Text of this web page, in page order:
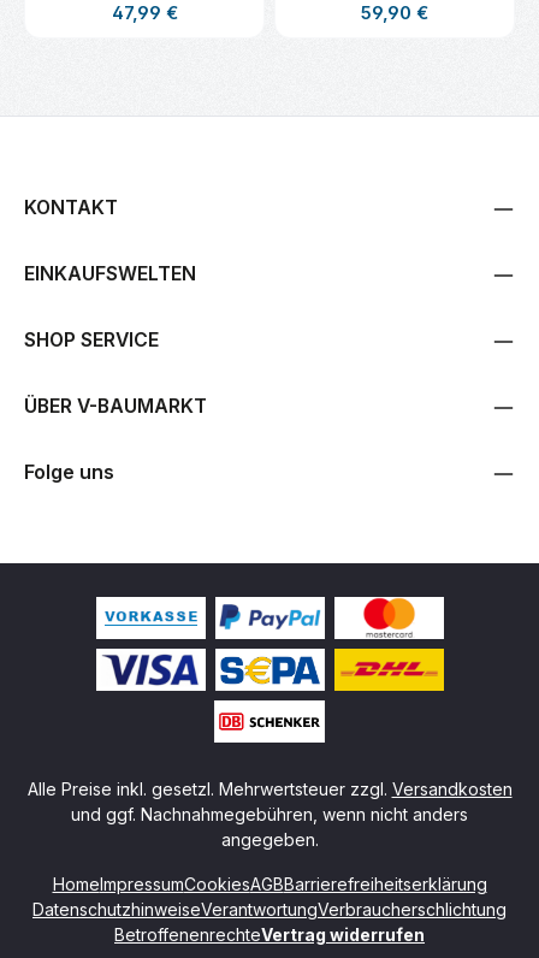
Regulärer Preis:
47,99 €
Regulärer Preis:
59,90 €
KONTAKT
EINKAUFSWELTEN
SHOP SERVICE
ÜBER V-BAUMARKT
Folge uns
Alle Preise inkl. gesetzl. Mehrwertsteuer zzgl. Versandkosten
und ggf. Nachnahmegebühren, wenn nicht anders
angegeben.
HomeImpressumCookiesAGBBarrierefreiheitserklärung
DatenschutzhinweiseVerantwortungVerbraucherschlichtung
BetroffenenrechteVertrag widerrufen